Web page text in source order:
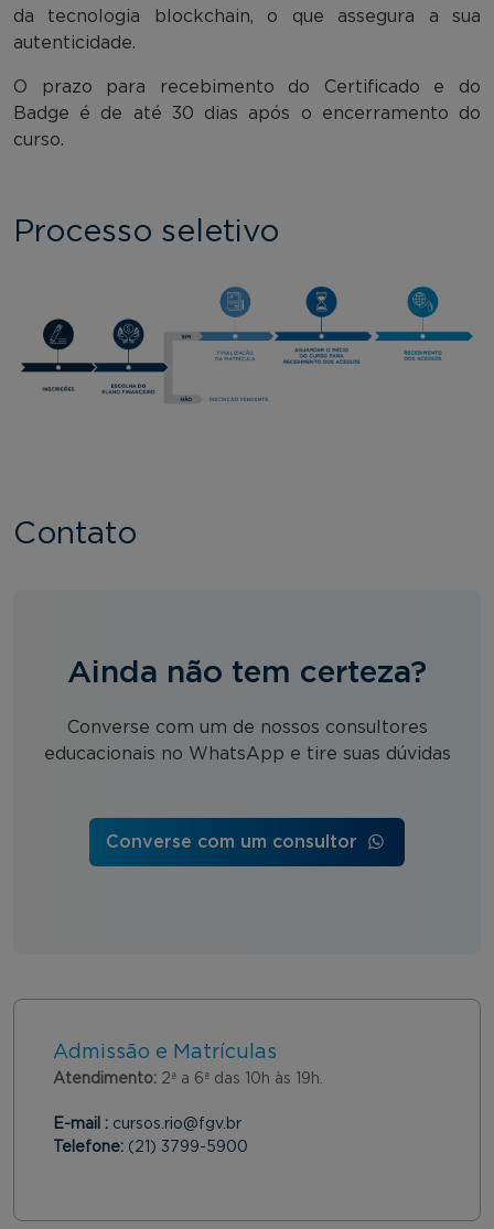
da tecnologia blockchain, o que assegura a sua
autenticidade.
O prazo para recebimento do Certificado e do
Badge é de até 30 dias após o encerramento do
curso.
Processo seletivo
Contato
Ainda não tem certeza?
Converse com um de nossos consultores
educacionais no WhatsApp e tire suas dúvidas
Converse com um consultor
Admissão e Matrículas
Atendimento: 2ª a 6ª das 10h às 19h.
E-mail : cursos.rio@fgv.br
Telefone: (21) 3799-5900